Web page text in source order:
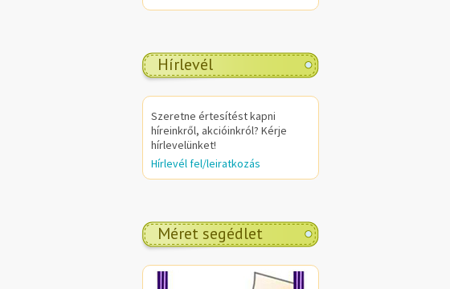
Hírlevél
Szeretne értesítést kapni
híreinkről, akcióinkról? Kérje
hírlevelünket!
Hírlevél fel/leiratkozás
Méret segédlet